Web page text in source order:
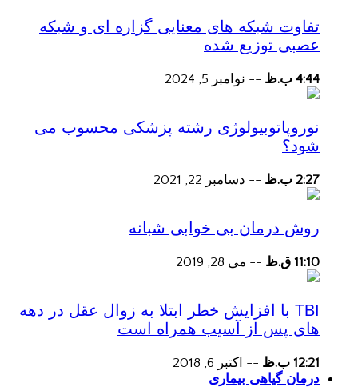
تفاوت شبکه های معنایی گزاره ای و شبکه
عصبی توزیع شده
4:44 ب.ظ -- نوامبر 5, 2024
نوروپاتوبیولوژی رشته پزشکی محسوب می
شود؟
2:27 ب.ظ -- دسامبر 22, 2021
روش درمان بی خوابی شبانه
11:10 ق.ظ -- می 28, 2019
TBI با افزایش خطر ابتلا به زوال عقل در دهه
های پس از آسیب همراه است
12:21 ب.ظ -- اکتبر 6, 2018
درمان گیاهی بیماری